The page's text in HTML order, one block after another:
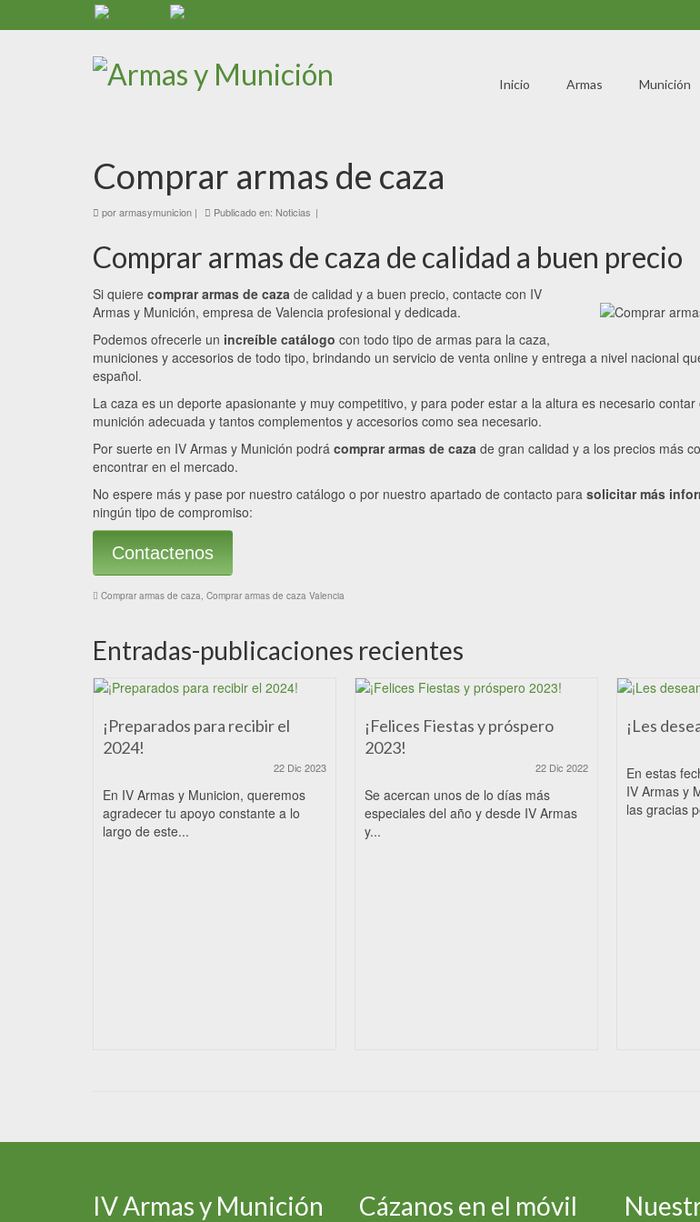
Inicio Armas Munición
Comprar armas de caza
porarmasymunicion | Publicado en: Noticias |
Comprar armas de caza de calidad a buen precio
Si quiere comprar armas de caza de calidad y a buen precio, contacte con IV
Armas y Munición, empresa de Valencia profesional y dedicada.
Podemos ofrecerle un increíble catálogo con todo tipo de armas para la caza,
municiones y accesorios de todo tipo, brindando un servicio de venta online y entrega a nivel nacional
español.
La caza es un deporte apasionante y muy competitivo, y para poder estar a la altura es necesario contar
munición adecuada y tantos complementos y accesorios como sea necesario.
Por suerte en IV Armas y Munición podrá comprar armas de caza de gran calidad y a los precios más
encontrar en el mercado.
No espere más y pase por nuestro catálogo o por nuestro apartado de contacto para solicitar más
ningún tipo de compromiso:
Contactenos
Comprar armas de caza, Comprar armas de caza Valencia
Entradas-publicaciones recientes
¡Preparados para recibir el
2024!
22 Dic 2023
En IV Armas y Municion, queremos
agradecer tu apoyo constante a lo
largo de este...
¡Felices Fiestas y próspero
2023!
22 Dic 2022
Se acercan unos de lo días más
especiales del año y desde IV Armas
y...
¡Les
En estas
IV Armas y
las gracias
IV Armas y Munición Cázanos en el móvil